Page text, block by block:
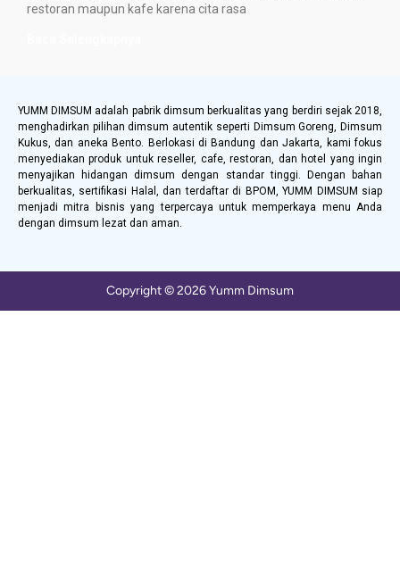
restoran maupun kafe karena cita rasa
YUMM DIMSUM adalah pabrik dimsum berkualitas yang berdiri sejak 2018,
menghadirkan pilihan dimsum autentik seperti Dimsum Goreng, Dimsum
Kukus, dan aneka Bento. Berlokasi di Bandung dan Jakarta, kami fokus
menyediakan produk untuk reseller, cafe, restoran, dan hotel yang ingin
menyajikan hidangan dimsum dengan standar tinggi. Dengan bahan
berkualitas, sertifikasi Halal, dan terdaftar di BPOM, YUMM DIMSUM siap
menjadi mitra bisnis yang terpercaya untuk memperkaya menu Anda
dengan dimsum lezat dan aman.
Copyright © 2026 Yumm Dimsum